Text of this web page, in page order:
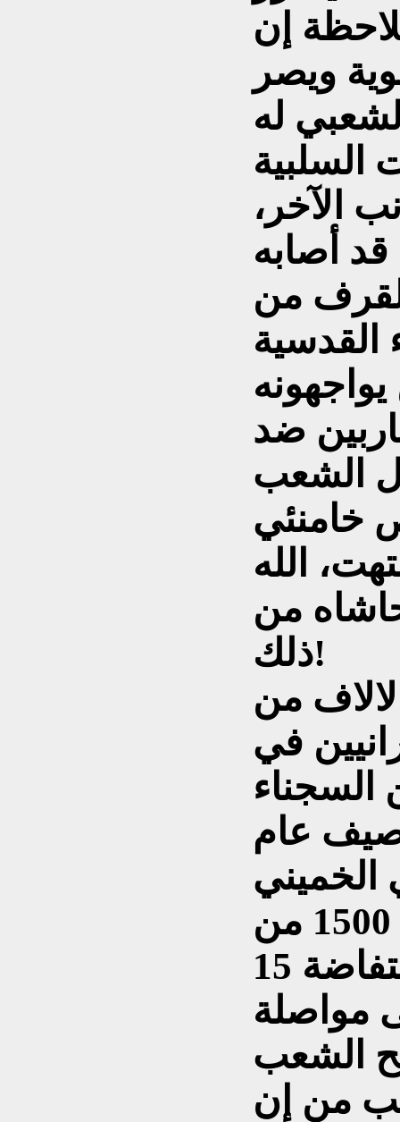
إن
ويصر
له
السلبية
الآخر،
قد أصابه
من
القدسية
ضد
الشعب
خامنئي
الله
من
ذلك!
من
في
السجناء
عام
الخميني
وکرر نفس الشئ بحق 1500 من
الذين إعتقلهم على أثر إنتفاضة 15
على مواصلة
الشعب
من إن